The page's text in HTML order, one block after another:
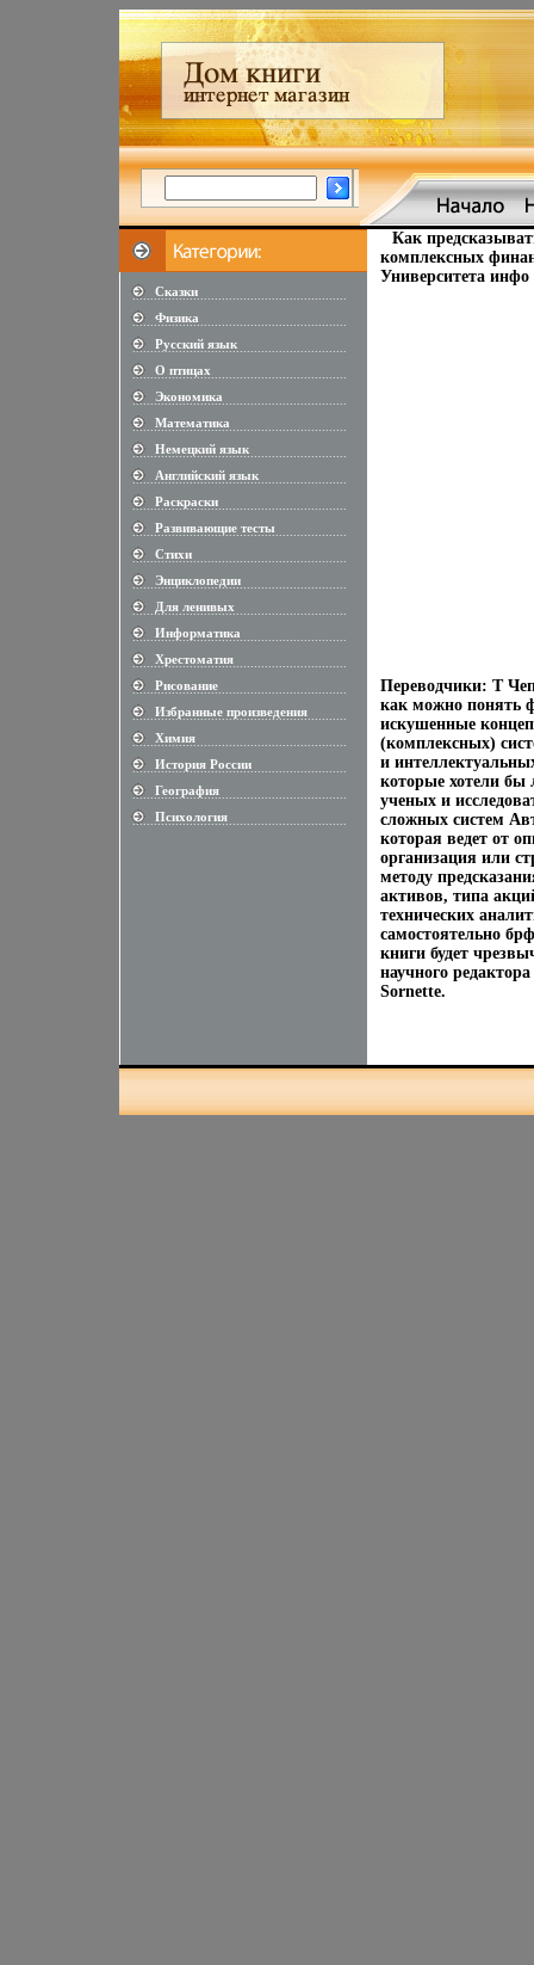
Сказки
............................................................
Физика
............................................................
Русский язык
............................................................
О птицах
............................................................
Экономика
............................................................
Математика
............................................................
Немецкий язык
............................................................
Английский язык
............................................................
Раскраски
............................................................
Развивающие тесты
............................................................
Стихи
............................................................
Энциклопедии
............................................................
Для ленивых
............................................................
Информатика
............................................................
Хрестоматия
............................................................
Рисование
............................................................
Избранные произведения
............................................................
Химия
............................................................
История России
............................................................
География
............................................................
Психология
............................................................
Как
комплексных
Университета инфо
Переводчики: Т
как можно понять
искушенные
(комплексных)
и
которые хотели бы
ученых и
сложных систем
которая ведет от
организация или
методу
активов, типа
технических
самостоятельно
книги будет
научного
Sornette.